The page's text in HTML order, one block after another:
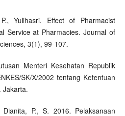
Yulihasri. Effect of Pharmacist
Service at Pharmacies. Journal of
3(1), 99-107.
Menteri Kesehatan Republik
SK/X/2002 tentang Ketentuan
Jakarta.
P., S. 2016. Pelaksanaan